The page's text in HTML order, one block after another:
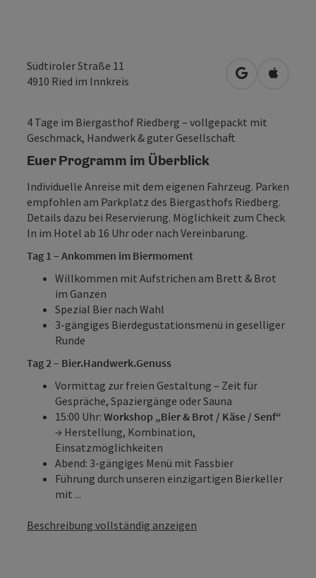
Südtiroler Straße 11
4910 Ried im Innkreis in Google
in
4 Tage im Biergasthof Riedberg – vollgepackt mit
Geschmack, Handwerk & guter Gesellschaft
Euer Programm im Überblick
Individuelle Anreise mit dem eigenen Fahrzeug. Parken
empfohlen am Parkplatz des Biergasthofs Riedberg.
Details dazu bei Reservierung. Möglichkeit zum Check
In im Hotel ab 16 Uhr oder nach Vereinbarung.
Tag 1 – Ankommen im Biermoment
Willkommen mit Aufstrichen am Brett & Brot
im Ganzen
Spezial Bier nach Wahl
3-gängiges Bierdegustationsmenü in geselliger
Runde
Tag 2 – Bier.Handwerk.Genuss
Vormittag zur freien Gestaltung – Zeit für
Gespräche, Spaziergänge oder Sauna
15:00 Uhr: Workshop „Bier & Brot / Käse / Senf“
→ Herstellung, Kombination,
Einsatzmöglichkeiten
Abend: 3-gängiges Menü mit Fassbier
Führung durch unseren einzigartigen Bierkeller
mit ...
Beschreibung vollständig anzeigen